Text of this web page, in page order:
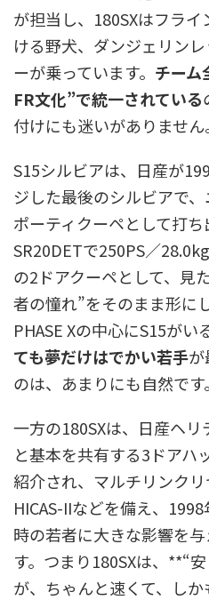
が担当し、180SXはフラ
ける野犬、ダンジェリン
ーが乗っています。 チーム
FR文化”で統一されている
付けにも迷いがありません
S15シルビアは、日産が
ジした最後のシルビアで
ポーティクーペとして打
SR20DETで250PS／
の2ドアクーペとして、見
者の憧れ”をそのまま形に
PHASE Xの中心にS15がい
ても夢だけはでかい若手
のは、あまりにも自然です。
一方の180SXは、日産ヘ
と基本を共有する3ドアハ
紹介され、マルチリンクリ
HICAS-IIなどを備え、
時の若者に大きな影響を
す。つまり180SXは、**“
が、ちゃんと速くて、し